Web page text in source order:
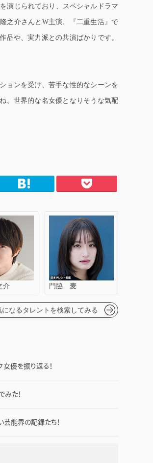
演じられており、スペシャルドラマ
之介さんとW主演、『二重生活』で
品や、実力派との共演ばかりです。
ョンを受け、苦手な性的なシーンを
。世界的な名女優となりそうな気配
介 門脇 麦
になるタレントを検索してみる
優を振り返る！
た！
芸能界の記録たち！